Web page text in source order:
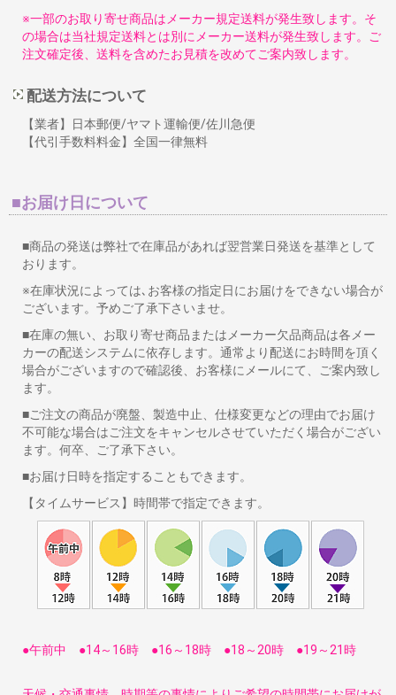
※一部のお取り寄せ商品はメーカー規定送料が発生致します。そ
の場合は当社規定送料とは別にメーカー送料が発生致します。ご
注文確定後、送料を含めたお見積を改めてご案内致します。
配送方法について
【業者】日本郵便/ヤマト運輸便/佐川急便
【代引手数料料金】全国一律無料
■お届け日について
■商品の発送は弊社で在庫品があれば翌営業日発送を基準として
おります。
※在庫状況によっては､お客様の指定日にお届けをできない場合が
ございます。予めご了承下さいませ。
■在庫の無い、お取り寄せ商品またはメーカー欠品商品は各メー
カーの配送システムに依存します。通常より配送にお時間を頂く
場合がございますので確認後、お客様にメールにて、ご案内致し
ます。
■ご注文の商品が廃盤、製造中止、仕様変更などの理由でお届け
不可能な場合はご注文をキャンセルさせていただく場合がござい
ます。何卒、ご了承下さい。
■お届け日時を指定することもできます。
【タイムサービス】時間帯で指定できます。
●午前中 ●14～16時 ●16～18時 ●18～20時 ●19～21時